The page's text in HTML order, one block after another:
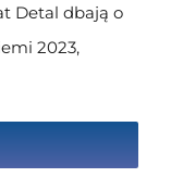
Detal dbają o
2023,